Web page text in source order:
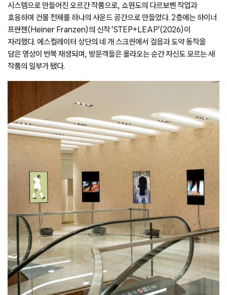
시스템으로 만들어진 오르간 작품으로, 쇼윈도의 다르보벤 작업과
호응하며 건물 전체를 하나의 사운드 공간으로 만들었다. 2층에는 하이너
프란젠(Heiner Franzen)의 신작 ‘STEP+LEAP'(2026)이
자리했다. 에스컬레이터 상단의 네 개 스크린에서 걸음과 도약 동작을
담은 영상이 반복 재생되며, 방문객들은 올라오는 순간 자신도 모르는 새
작품의 일부가 됐다.